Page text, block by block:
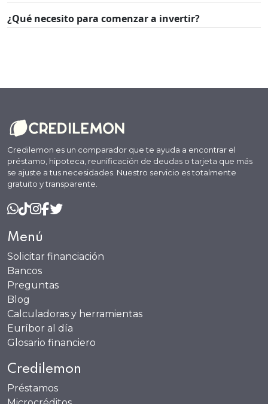
¿Qué necesito para comenzar a invertir?
Credilemon es un comparador que te ayuda a encontrar el
préstamo, hipoteca, reunificación de deudas o tarjeta que más
se ajuste a tus necesidades. Nuestro servicio es totalmente
gratuito y transparente.
Menú
Solicitar financiación
Bancos
Preguntas
Blog
Calculadoras y herramientas
Euríbor al día
Glosario financiero
Credilemon
Préstamos